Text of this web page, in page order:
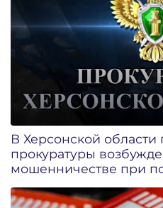
В Херсонской
прокуратуры
мошенничестве при